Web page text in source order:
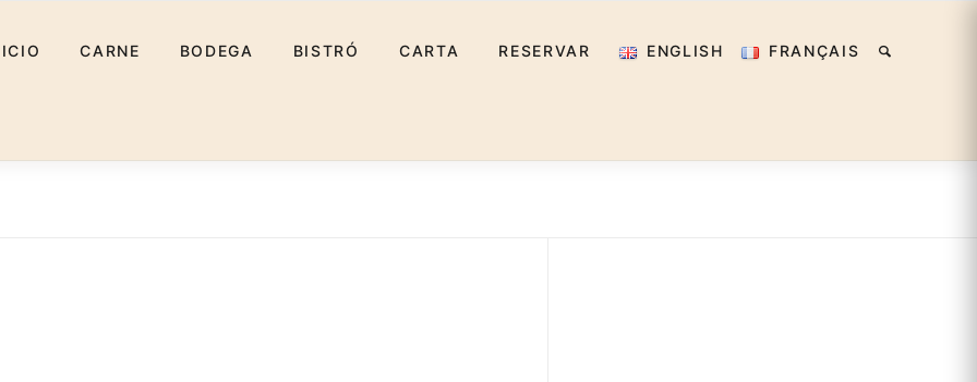
CARNE BODEGA BISTRÓ CARTA RESERVAR ENGLISH FRANÇAIS